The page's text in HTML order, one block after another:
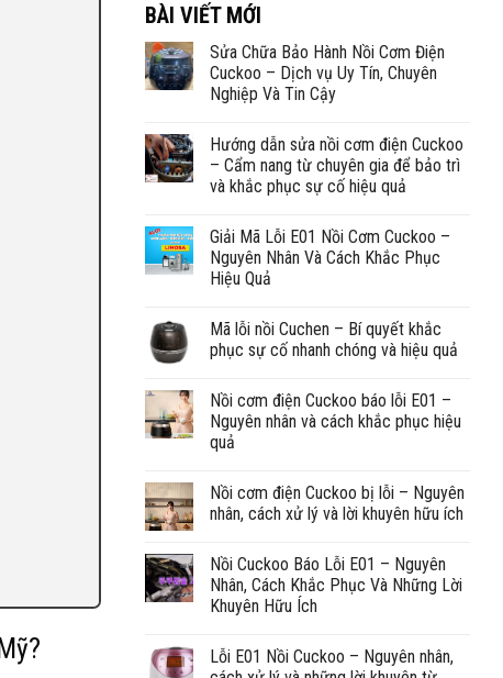
BÀI VIẾT MỚI
Sửa Chữa Bảo Hành Nồi Cơm Điện
Cuckoo – Dịch vụ Uy Tín, Chuyên
Nghiệp Và Tin Cậy
Hướng dẫn sửa nồi cơm điện Cuckoo
– Cẩm nang từ chuyên gia để bảo trì
và khắc phục sự cố hiệu quả
Giải Mã Lỗi E01 Nồi Cơm Cuckoo –
Nguyên Nhân Và Cách Khắc Phục
Hiệu Quả
Mã lỗi nồi Cuchen – Bí quyết khắc
phục sự cố nhanh chóng và hiệu quả
Nồi cơm điện Cuckoo báo lỗi E01 –
Nguyên nhân và cách khắc phục hiệu
quả
Nồi cơm điện Cuckoo bị lỗi – Nguyên
nhân, cách xử lý và lời khuyên hữu ích
Nồi Cuckoo Báo Lỗi E01 – Nguyên
Nhân, Cách Khắc Phục Và Những Lời
Khuyên Hữu Ích
Lỗi E01 Nồi Cuckoo – Nguyên nhân,